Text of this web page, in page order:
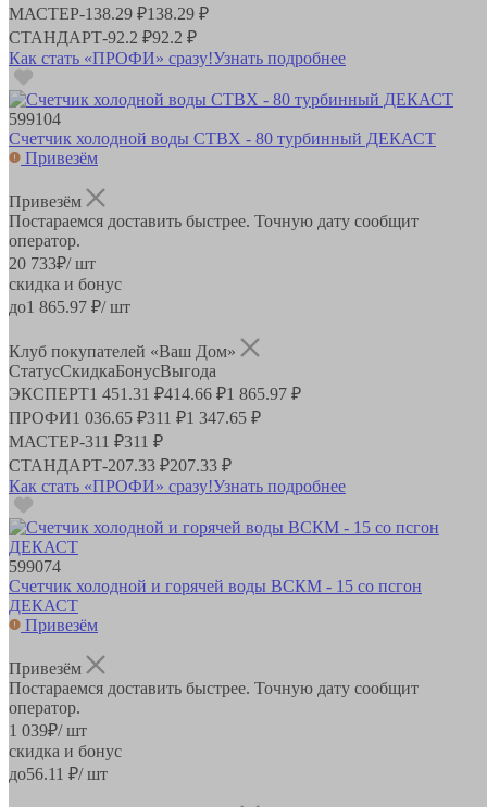
МАСТЕР-138.29 ₽138.29 ₽
СТАНДАРТ-92.2 ₽92.2 ₽
Как стать «ПРОФИ» сразу!Узнать подробнее
599104
Счетчик холодной воды СТВХ - 80 турбинный ДЕКАСТ
Привезём
Привезём
Постараемся доставить быстрее. Точную дату сообщит
оператор.
20 733₽/ шт
скидка и бонус
до1 865.97 ₽/ шт
Клуб покупателей «Ваш Дом»
СтатусСкидкаБонусВыгода
ЭКСПЕРТ1 451.31 ₽414.66 ₽1 865.97 ₽
ПРОФИ1 036.65 ₽311 ₽1 347.65 ₽
МАСТЕР-311 ₽311 ₽
СТАНДАРТ-207.33 ₽207.33 ₽
Как стать «ПРОФИ» сразу!Узнать подробнее
599074
Счетчик холодной и горячей воды ВСКМ - 15 со псгон
ДЕКАСТ
Привезём
Привезём
Постараемся доставить быстрее. Точную дату сообщит
оператор.
1 039₽/ шт
скидка и бонус
до56.11 ₽/ шт